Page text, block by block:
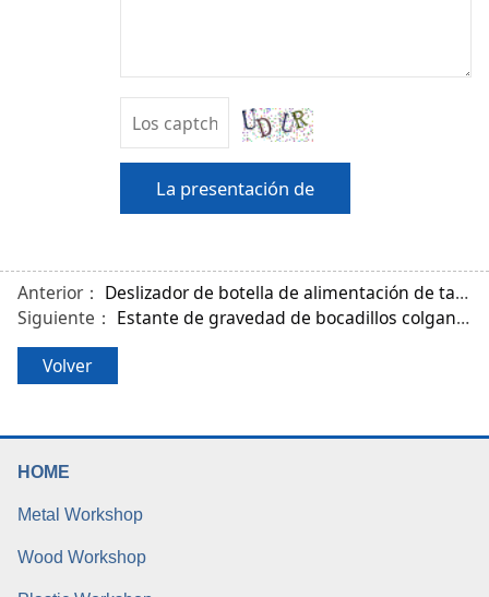
La presentación de
Anterior： Deslizador de botella de alimentación de tambor de gravedad deslizante del marco de refrigeración del gestor de bebidas
Siguiente： Estante de gravedad de bocadillos colgantes en la pared
Volver
HOME
Metal Workshop
Wood Workshop